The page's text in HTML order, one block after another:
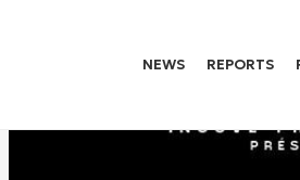
NEWS REPORTS